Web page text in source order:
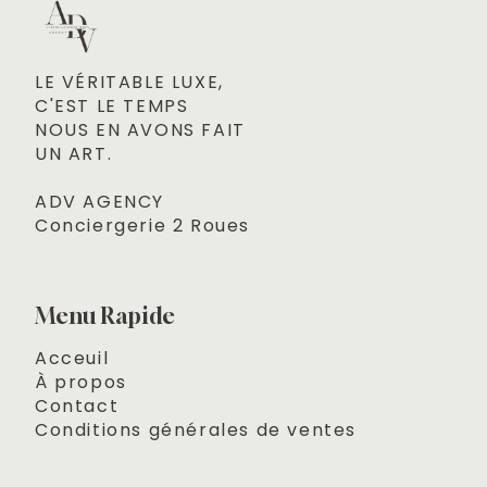
LE VÉRITABLE LUXE,
C'EST LE TEMPS
NOUS EN AVONS FAIT
UN ART.
ADV AGENCY
Conciergerie 2 Roues
Menu Rapide
Acceuil
À propos
Contact
Conditions générales de ventes